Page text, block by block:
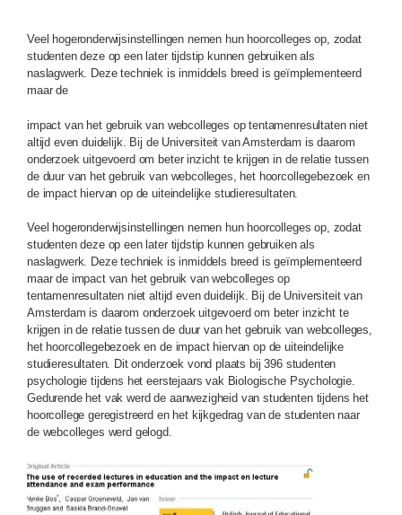
Veel hogeronderwijsinstellingen nemen hun hoorcolleges op, zodat
studenten deze op een later tijdstip kunnen gebruiken als
naslagwerk. Deze techniek is inmiddels breed is geïmplementeerd
maar de
impact van het gebruik van webcolleges op tentamenresultaten niet
altijd even duidelijk. Bij de Universiteit van Amsterdam is daarom
onderzoek uitgevoerd om beter inzicht te krijgen in de relatie tussen
de duur van het gebruik van webcolleges, het hoorcollegebezoek en
de impact hiervan op de uiteindelijke studieresultaten.
Veel hogeronderwijsinstellingen nemen hun hoorcolleges op, zodat
studenten deze op een later tijdstip kunnen gebruiken als
naslagwerk. Deze techniek is inmiddels breed is geïmplementeerd
maar de impact van het gebruik van webcolleges op
tentamenresultaten niet altijd even duidelijk. Bij de Universiteit van
Amsterdam is daarom onderzoek uitgevoerd om beter inzicht te
krijgen in de relatie tussen de duur van het gebruik van webcolleges,
het hoorcollegebezoek en de impact hiervan op de uiteindelijke
studieresultaten. Dit onderzoek vond plaats bij 396 studenten
psychologie tijdens het eerstejaars vak Biologische Psychologie.
Gedurende het vak werd de aanwezigheid van studenten tijdens het
hoorcollege geregistreerd en het kijkgedrag van de studenten naar
de webcolleges werd gelogd.